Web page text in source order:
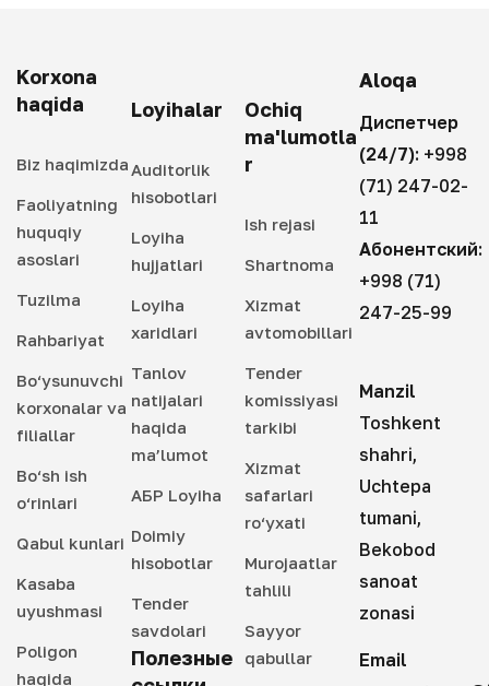
Korxona
haqida
Biz haqimizda
Faoliyatning
huquqiy
asoslari
Tuzilma
Rahbariyat
Bo‘ysunuvchi
korxonalar va
filiallar
Bo‘sh ish
o‘rinlari
Qabul kunlari
Kasaba
uyushmasi
Poligon
haqida
Loyihalar
Auditorlik
hisobotlari
Loyiha
hujjatlari
Loyiha
xaridlari
Tanlov
natijalari
haqida
ma’lumot
АБР Loyiha
Doimiy
hisobotlar
Tender
savdolari
Полезные
Ochiq
ma'lumotla
r
Ish rejasi
Shartnoma
Xizmat
avtomobillari
Tender
komissiyasi
tarkibi
Xizmat
safarlari
ro‘yxati
Murojaatlar
tahlili
Sayyor
qabullar
Aloqa
Диспетчер
(24/7): +998
(71) 247-02-
11
Абонентский:
+998 (71)
247-25-99
Manzil
Toshkent
shahri,
Uchtepa
tumani,
Bekobod
sanoat
zonasi
Email